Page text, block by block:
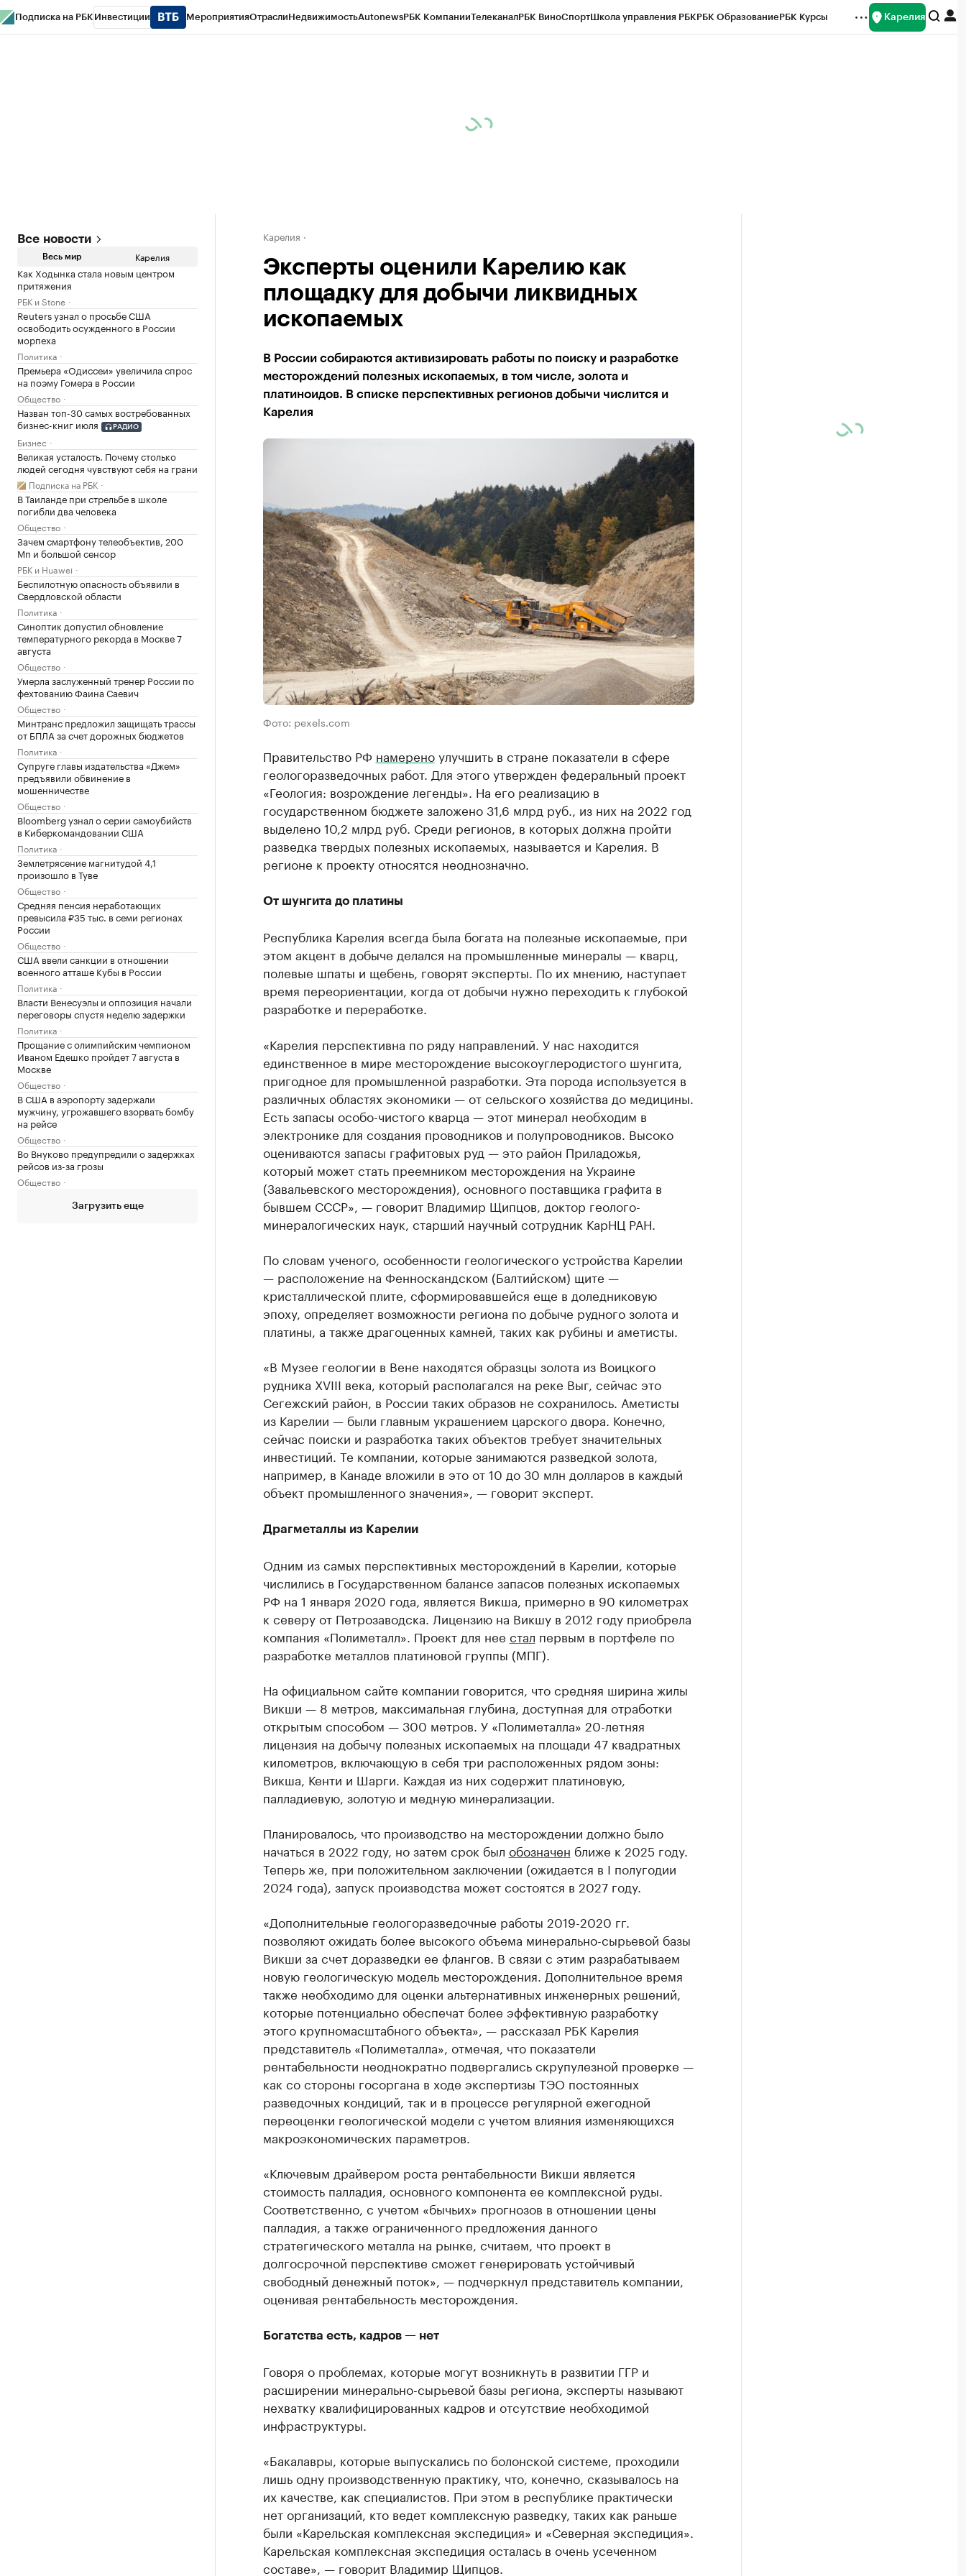
Подписка на РБК Инвестиции МероприятияОтраслиНедвижимостьAutonewsРБК КомпанииТелеканалРБК ВиноСпортШкола управления РБКРБК ОбразованиеРБК Курсы Карелия
Все новости
Весь мир Карелия
Как Ходынка стала новым центром
притяжения
РБК и Stone
Reuters узнал о просьбе США
освободить осужденного в России
морпеха
Политика
Премьера «Одиссеи» увеличила спрос
на поэму Гомера в России
Общество
Назван топ-30 самых востребованных
бизнес-книг июля
РАДИО
Бизнес
Великая усталость. Почему столько
людей сегодня чувствуют себя на грани
Подписка на РБК
В Таиланде при стрельбе в школе
погибли два человека
Общество
Зачем смартфону телеобъектив, 200
Мп и большой сенсор
РБК и Huawei
Беспилотную опасность объявили в
Свердловской области
Политика
Синоптик допустил обновление
температурного рекорда в Москве 7
августа
Общество
Умерла заслуженный тренер России по
фехтованию Фаина Саевич
Общество
Минтранс предложил защищать трассы
от БПЛА за счет дорожных бюджетов
Политика
Супруге главы издательства «Джем»
предъявили обвинение в
мошенничестве
Общество
Bloomberg узнал о серии самоубийств
в Киберкомандовании США
Политика
Землетрясение магнитудой 4,1
произошло в Туве
Общество
Средняя пенсия неработающих
превысила ₽35 тыс. в семи регионах
России
Общество
США ввели санкции в отношении
военного атташе Кубы в России
Политика
Власти Венесуэлы и оппозиция начали
переговоры спустя неделю задержки
Политика
Прощание с олимпийским чемпионом
Иваном Едешко пройдет 7 августа в
Москве
Общество
В США в аэропорту задержали
мужчину, угрожавшего взорвать бомбу
на рейсе
Общество
Во Внуково предупредили о задержках
рейсов из-за грозы
Общество
Загрузить еще
Карелия
Эксперты оценили Карелию как
площадку для добычи ликвидных
ископаемых
В России собираются активизировать работы по поиску и разработке
месторождений полезных ископаемых, в том числе, золота и
платиноидов. В списке перспективных регионов добычи числится и
Карелия
Фото: pexels.com
Правительство РФ намереноулучшить в стране показатели в сфере
геологоразведочных работ. Для этого утвержден федеральный проект
«Геология: возрождение легенды». На его реализацию в
государственном бюджете заложено 31,6 млрд руб., из них на 2022 год
выделено 10,2 млрд руб. Среди регионов, в которых должна пройти
разведка твердых полезных ископаемых, называется и Карелия. В
регионе к проекту относятся неоднозначно.
От шунгита до платины
Республика Карелия всегда была богата на полезные ископаемые, при
этом акцент в добыче делался на промышленные минералы — кварц,
полевые шпаты и щебень, говорят эксперты. По их мнению, наступает
время переориентации, когда от добычи нужно переходить к глубокой
разработке и переработке.
«Карелия перспективна по ряду направлений. У нас находится
единственное в мире месторождение высокоуглеродистого шунгита,
пригодное для промышленной разработки. Эта порода используется в
различных областях экономики — от сельского хозяйства до медицины.
Есть запасы особо-чистого кварца — этот минерал необходим в
электронике для создания проводников и полупроводников. Высоко
оцениваются запасы графитовых руд — это район Приладожья,
который может стать преемником месторождения на Украине
(Завальевского месторождения), основного поставщика графита в
бывшем СССР», — говорит Владимир Щипцов, доктор геолого-
минералогических наук, старший научный сотрудник КарНЦ РАН.
По словам ученого, особенности геологического устройства Карелии
— расположение на Фенноскандском (Балтийском) щите —
кристаллической плите, сформировавшейся еще в доледниковую
эпоху, определяет возможности региона по добыче рудного золота и
платины, а также драгоценных камней, таких как рубины и аметисты.
«В Музее геологии в Вене находятся образцы золота из Воицкого
рудника XVIII века, который располагался на реке Выг, сейчас это
Сегежский район, в России таких образов не сохранилось. Аметисты
из Карелии — были главным украшением царского двора. Конечно,
сейчас поиски и разработка таких объектов требует значительных
инвестиций. Те компании, которые занимаются разведкой золота,
например, в Канаде вложили в это от 10 до 30 млн долларов в каждый
объект промышленного значения», — говорит эксперт.
Драгметаллы из Карелии
Одним из самых перспективных месторождений в Карелии, которые
числились в Государственном балансе запасов полезных ископаемых
РФ на 1 января 2020 года, является Викша, примерно в 90 километрах
к северу от Петрозаводска. Лицензию на Викшу в 2012 году приобрела
компания «Полиметалл». Проект для нее стал первым в портфеле по
разработке металлов платиновой группы (МПГ).
На официальном сайте компании говорится, что средняя ширина жилы
Викши — 8 метров, максимальная глубина, доступная для отработки
открытым способом — 300 метров. У «Полиметалла» 20-летняя
лицензия на добычу полезных ископаемых на площади 47 квадратных
километров, включающую в себя три расположенных рядом зоны:
Викша, Кенти и Шарги. Каждая из них содержит платиновую,
палладиевую, золотую и медную минерализации.
Планировалось, что производство на месторождении должно было
начаться в 2022 году, но затем срок был обозначен ближе к 2025 году.
Теперь же, при положительном заключении (ожидается в I полугодии
2024 года), запуск производства может состоятся в 2027 году.
«Дополнительные геологоразведочные работы 2019-2020 гг.
позволяют ожидать более высокого объема минерально-сырьевой базы
Викши за счет доразведки ее флангов. В связи с этим разрабатываем
новую геологическую модель месторождения. Дополнительное время
также необходимо для оценки альтернативных инженерных решений,
которые потенциально обеспечат более эффективную разработку
этого крупномасштабного объекта», — рассказал РБК Карелия
представитель «Полиметалла», отмечая, что показатели
рентабельности неоднократно подвергались скрупулезной проверке —
как со стороны госоргана в ходе экспертизы ТЭО постоянных
разведочных кондиций, так и в процессе регулярной ежегодной
переоценки геологической модели с учетом влияния изменяющихся
макроэкономических параметров.
«Ключевым драйвером роста рентабельности Викши является
стоимость палладия, основного компонента ее комплексной руды.
Соответственно, с учетом «бычьих» прогнозов в отношении цены
палладия, а также ограниченного предложения данного
стратегического металла на рынке, считаем, что проект в
долгосрочной перспективе сможет генерировать устойчивый
свободный денежный поток», — подчеркнул представитель компании,
оценивая рентабельность месторождения.
Богатства есть, кадров — нет
Говоря о проблемах, которые могут возникнуть в развитии ГГР и
расширении минерально-сырьевой базы региона, эксперты называют
нехватку квалифицированных кадров и отсутствие необходимой
инфраструктуры.
«Бакалавры, которые выпускались по болонской системе, проходили
лишь одну производственную практику, что, конечно, сказывалось на
их качестве, как специалистов. При этом в республике практически
нет организаций, кто ведет комплексную разведку, таких как раньше
были «Карельская комплексная экспедиция» и «Северная экспедиция».
Карельская комплексная экспедиция осталась в очень усеченном
составе», — говорит Владимир Щипцов.